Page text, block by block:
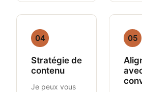
04
Stratégie de
contenu
Je peux vous
05